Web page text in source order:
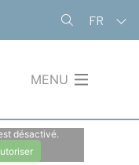
FR
MENU
désactivé.